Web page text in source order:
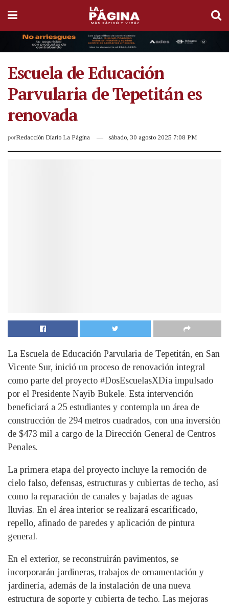
Escuela de Educación
Parvularia de Tepetitán es
renovada
porRedacción Diario La Página sábado, 30 agosto 2025 7:08 PM
La Escuela de Educación Parvularia de Tepetitán, en San
Vicente Sur, inició un proceso de renovación integral
como parte del proyecto #DosEscuelasXDía impulsado
por el Presidente Nayib Bukele. Esta intervención
beneficiará a 25 estudiantes y contempla un área de
construcción de 294 metros cuadrados, con una inversión
de $473 mil a cargo de la Dirección General de Centros
Penales.
La primera etapa del proyecto incluye la remoción de
cielo falso, defensas, estructuras y cubiertas de techo, así
como la reparación de canales y bajadas de aguas
lluvias. En el área interior se realizará escarificado,
repello, afinado de paredes y aplicación de pintura
general.
En el exterior, se reconstruirán pavimentos, se
incorporarán jardineras, trabajos de ornamentación y
jardinería, además de la instalación de una nueva
estructura de soporte y cubierta de techo. Las mejoras